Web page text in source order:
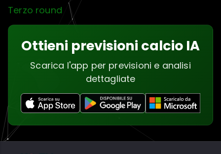
Terzo round
Ottieni previsioni calcio IA
Scarica l'app per previsioni e analisi
dettagliate